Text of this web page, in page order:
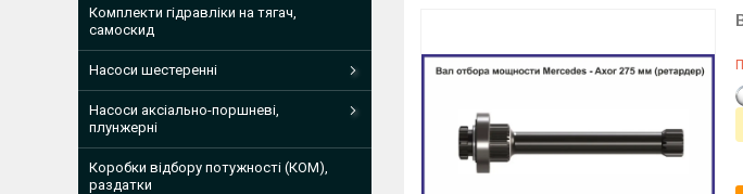
Комплекти гідравліки на тягач,
самоскид
Насоси шестеренні
Насоси аксіально-поршневі,
плунжерні
Коробки відбору потужності (КОМ),
раздатки